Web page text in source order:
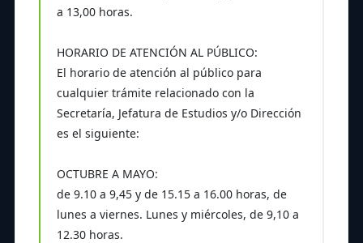
a 13,00 horas.
HORARIO DE ATENCIÓN AL PÚBLICO:
El horario de atención al público para
cualquier trámite relacionado con la
Secretaría, Jefatura de Estudios y/o Dirección
es el siguiente:
OCTUBRE A MAYO:
de 9.10 a 9,45 y de 15.15 a 16.00 horas, de
lunes a viernes. Lunes y miércoles, de 9,10 a
12.30 horas.